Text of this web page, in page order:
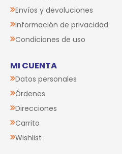
Envíos y devoluciones
Información de privacidad
Condiciones de uso
MI CUENTA
Datos personales
Órdenes
Direcciones
Carrito
Wishlist